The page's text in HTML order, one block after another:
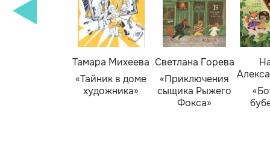
Тамара Михеева
«Тайник в доме
художника»
Светлана Горева
«Приключения
сыщика Рыжего
Фокса»